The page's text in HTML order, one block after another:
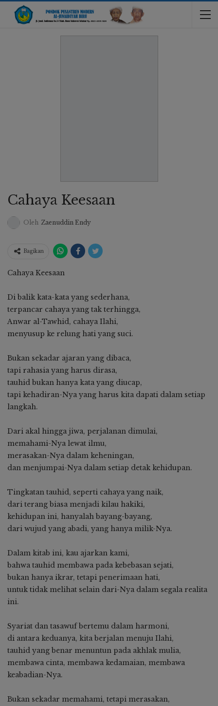
Cahaya Keesaan
Oleh Zaenuddin Endy
Bagikan
Cahaya Keesaan
Di balik kata-kata yang sederhana,
terpancar cahaya yang tak terhingga,
Anwar al-Tawhid, cahaya Ilahi,
menyusup ke relung hati yang suci.
Bukan sekadar ajaran yang dibaca,
tapi rahasia yang harus dirasa,
tauhid bukan hanya kata yang diucap,
tapi kehadiran-Nya yang harus kita dapati dalam setiap
langkah.
Dari akal hingga jiwa, perjalanan dimulai,
memahami-Nya lewat ilmu,
merasakan-Nya dalam keheningan,
dan menjumpai-Nya dalam setiap detak kehidupan.
Tingkatan tauhid, seperti cahaya yang naik,
dari terang biasa menjadi kilau hakiki,
kehidupan ini, hanyalah bayang-bayang,
dari wujud yang abadi, yang hanya milik-Nya.
Dalam kitab ini, kau ajarkan kami,
bahwa tauhid membawa pada kebebasan sejati,
bukan hanya ikrar, tetapi penerimaan hati,
untuk tidak melihat selain dari-Nya dalam segala realita
ini.
Syariat dan tasawuf bertemu dalam harmoni,
di antara keduanya, kita berjalan menuju Ilahi,
tauhid yang benar menuntun pada akhlak mulia,
membawa cinta, membawa kedamaian, membawa
keabadian-Nya.
Bukan sekadar memahami, tetapi merasakan,